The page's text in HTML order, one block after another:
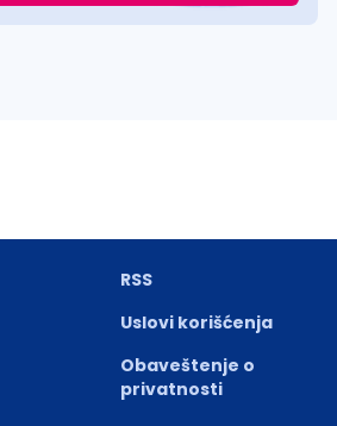
RSS
Uslovi korišćenja
Obaveštenje o
privatnosti